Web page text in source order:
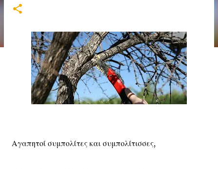
Αγαπητοί συμπολίτες και συμπολίτισσες,